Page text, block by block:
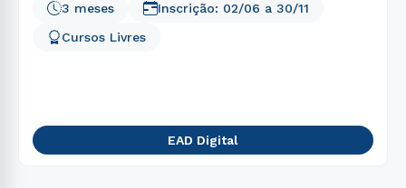
3 meses
Cursos Livres
Inscrição: 02/06 a 30/11
EAD Digital